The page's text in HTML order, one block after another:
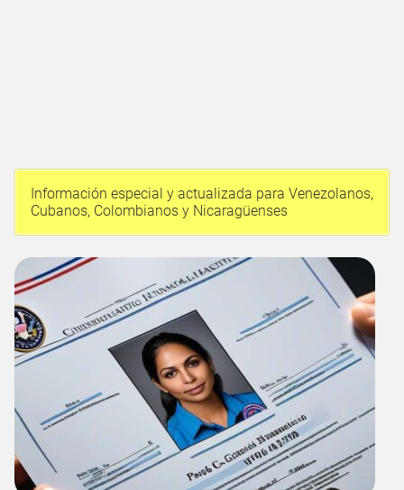
Información especial y actualizada para Venezolanos,
Cubanos, Colombianos y Nicaragüenses